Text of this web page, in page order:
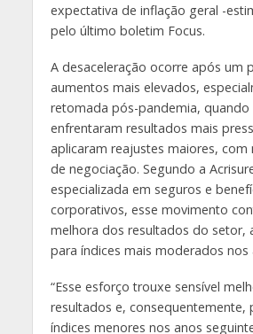
expectativa de inflação geral -
pelo último boletim Focus.
A desaceleração ocorre após um
aumentos mais elevados,
retomada pós-pandemia, quando
enfrentaram resultados mais
aplicaram reajustes maiores,
de negociação. Segundo a
especializada em seguros e
corporativos, esse movimento
melhora dos resultados do setor,
para índices mais moderados nos
“Esse esforço trouxe sensível
resultados e, consequentemente,
índices menores nos anos